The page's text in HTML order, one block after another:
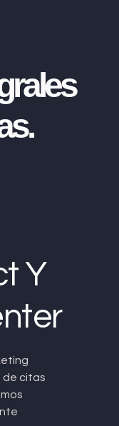
Y
de citas